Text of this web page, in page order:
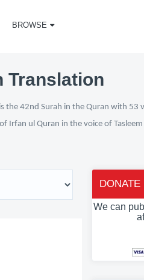
BROWSE
Translation
the 42nd Surah in the Quran with 53
Irfan ul Quran in the voice of
DONATE
We can